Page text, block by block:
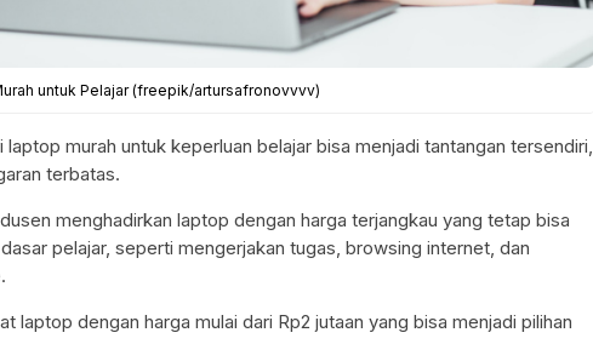
untuk Pelajar (freepik/artursafronovvvv)
laptop murah untuk keperluan belajar bisa menjadi tantangan tersendiri,
terbatas.
menghadirkan laptop dengan harga terjangkau yang tetap bisa
pelajar, seperti mengerjakan tugas, browsing internet, dan
laptop dengan harga mulai dari Rp2 jutaan yang bisa menjadi pilihan